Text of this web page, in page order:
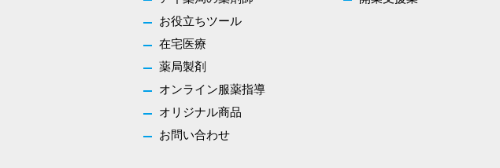
お役立ちツール
在宅医療
薬局製剤
オンライン服薬指導
オリジナル商品
お問い合わせ